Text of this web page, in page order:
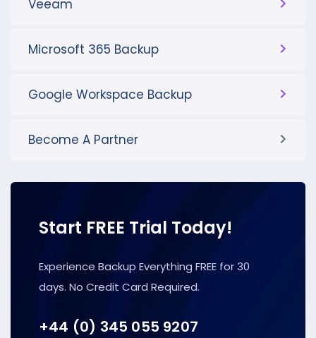
Veeam
Microsoft 365 Backup
Google Workspace Backup
Become A Partner
Start FREE Trial Today!
Experience Backup Everything FREE for 30
days. No Credit Card Required.
+44 (0) 345 055 9207